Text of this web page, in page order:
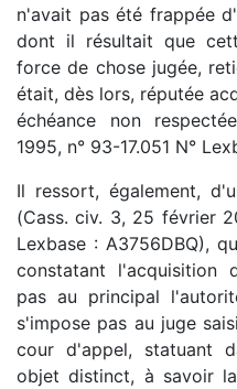
n'avait pas été frappée
dont il résultait que
force de chose jugée,
était, dès lors, réputée
échéance non
1995, n° 93-17.051 N°
Il ressort, également,
(Cass. civ. 3, 25 février
Lexbase : A3756DBQ),
constatant l'acquisition
pas au principal
s'impose pas au juge
cour d'appel, statuant
objet distinct, à savoir